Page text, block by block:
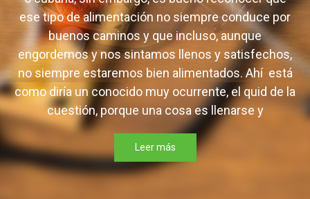
ese tipo de alimentación no siempre conduce por
buenos caminos y que incluso, aunque
engordemos y nos sintamos llenos y satisfechos,
no siempre estaremos bien alimentados. Ahí está
como diría un conocido muy ocurrente, el quid de la
cuestión, porque una cosa es llenarse y
Leer más